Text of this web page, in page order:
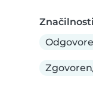
Značilnosti